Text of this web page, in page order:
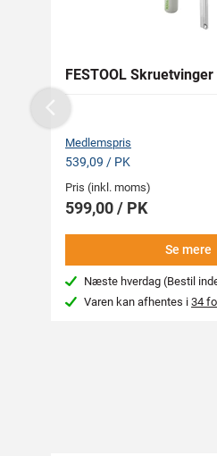
FESTOOL
Medlemspris
539,09 / PK
Pris (inkl. moms)
599,00 / PK
Se mere
Næste hverdag (Bestil
Varen kan afhentes i34
Previous